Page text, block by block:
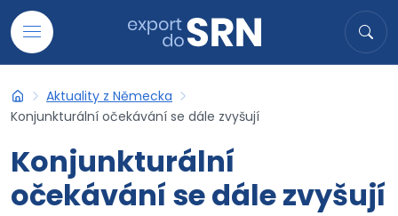
Přejít na obsah
Hledat
Export do SRN
Aktuality z Německa
Konjunkturální očekávání se dále zvyšují
Konjunkturální
očekávání se dále zvyšují